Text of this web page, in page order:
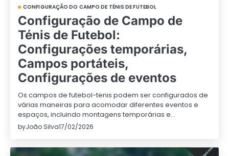
CONFIGURAÇÃO DO CAMPO DE TÉNIS DE FUTEBOL
Configuração de Campo de
Ténis de Futebol:
Configurações temporárias,
Campos portáteis,
Configurações de eventos
Os campos de futebol-tenis podem ser configurados de
várias maneiras para acomodar diferentes eventos e
espaços, incluindo montagens temporárias e…
byJoão Silva17/02/2026